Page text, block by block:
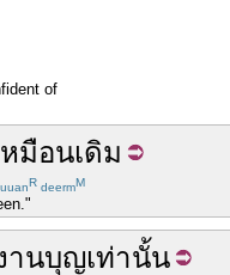
of
หมือนเดิม
R deermM
านบุญเท่านั้น